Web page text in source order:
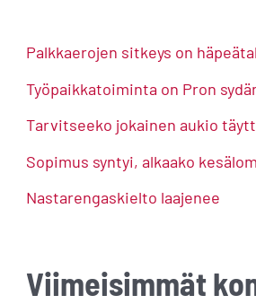
h
f
o
Palkkaerojen sitkeys on
Työpaikkatoiminta on Pron
Tarvitseeko jokainen aukio
Sopimus syntyi, alkaako
Nastarengaskielto laajenee
Viimeisimmät